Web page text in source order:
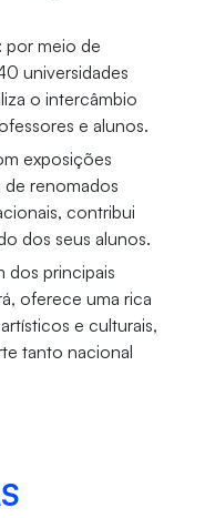
por meio de
universidades
o intercâmbio
e alunos.
exposições
de renomados
contribui
dos seus alunos.
dos principais
oferece uma rica
e culturais,
tanto nacional